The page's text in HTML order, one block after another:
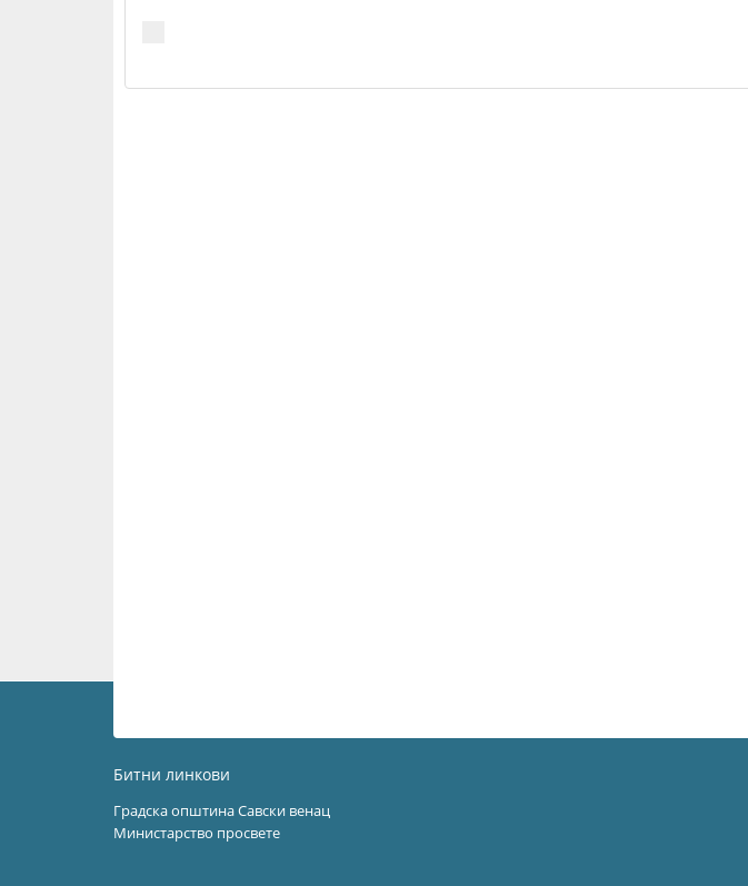
Битни линкови
Градска општина Савски венац
Министарство просвете